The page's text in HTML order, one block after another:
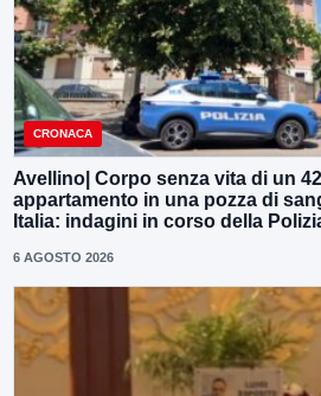
CRONACA
Avellino| Corpo senza vita di un
appartamento in una pozza di
Italia: indagini in corso della
6 AGOSTO 2026